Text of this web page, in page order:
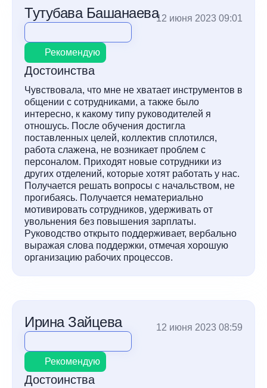
Тутубава Башанаева12 июня 2023 09:01
Рекомендую
Достоинства
Чувствовала, что мне не хватает инструментов в
общении с сотрудниками, а также было
интересно, к какому типу руководителей я
отношусь. После обучения достигла
поставленных целей, коллектив сплотился,
работа слажена, не возникает проблем с
персоналом. Приходят новые сотрудники из
других отделений, которые хотят работать у нас.
Получается решать вопросы с начальством, не
прогибаясь. Получается нематериально
мотивировать сотрудников, удерживать от
увольнения без повышения зарплаты.
Руководство открыто поддерживает, вербально
выражая слова поддержки, отмечая хорошую
организацию рабочих процессов.
Ирина Зайцева 12 июня 2023 08:59
Рекомендую
Достоинства